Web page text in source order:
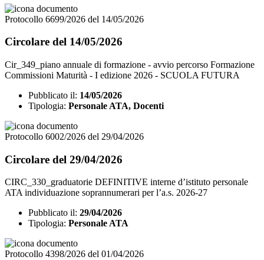
Protocollo 6699/2026 del 14/05/2026
Circolare del 14/05/2026
Cir_349_piano annuale di formazione - avvio percorso Formazione
Commissioni Maturità - I edizione 2026 - SCUOLA FUTURA
Pubblicato il: 14/05/2026
Tipologia: Personale ATA, Docenti
Protocollo 6002/2026 del 29/04/2026
Circolare del 29/04/2026
CIRC_330_graduatorie DEFINITIVE interne d’istituto personale
ATA individuazione soprannumerari per l’a.s. 2026-27
Pubblicato il: 29/04/2026
Tipologia: Personale ATA
Protocollo 4398/2026 del 01/04/2026